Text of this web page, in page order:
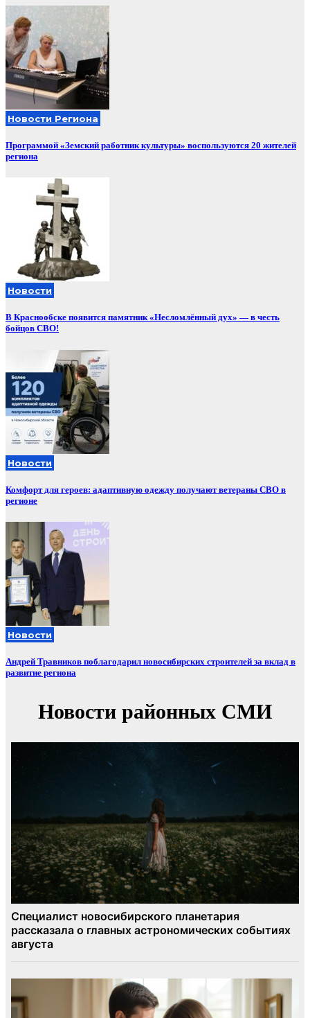
Новости Региона
Программой «Земский работник культуры» воспользуются 20 жителей
региона
Новости
В Краснообске появится памятник «Несломлённый дух» — в честь
бойцов СВО!
Новости
Комфорт для героев: адаптивную одежду получают ветераны СВО в
регионе
Новости
Андрей Травников поблагодарил новосибирских строителей за вклад в
развитие региона